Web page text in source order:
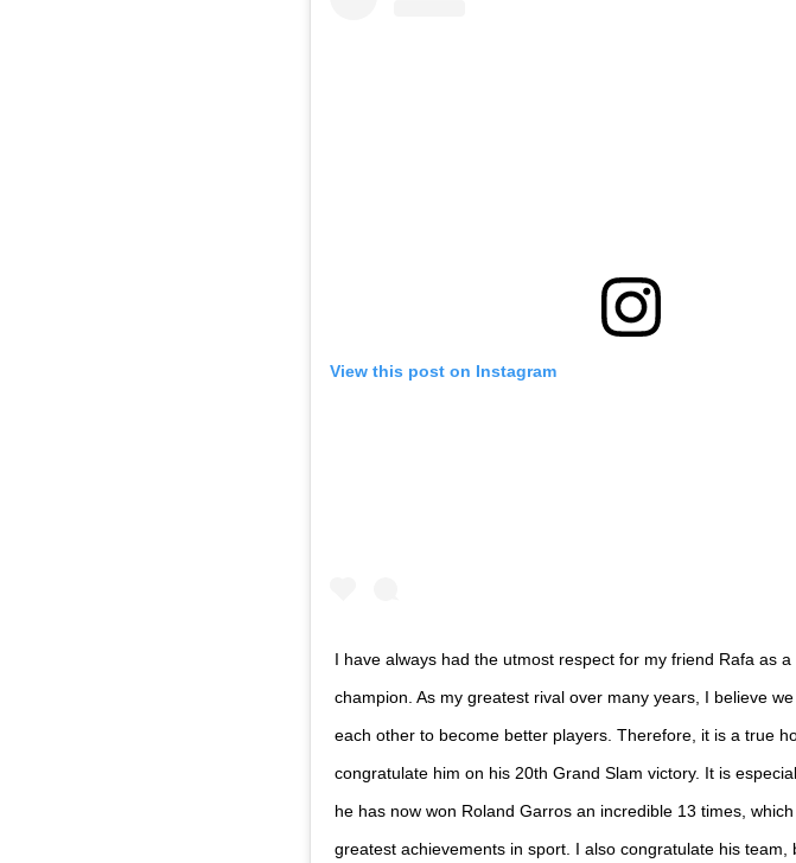
View this post on Instagram
I have always had the utmost respect for my friend Rafa as
champion. As my greatest rival over many years, I believe
each other to become better players. Therefore, it is a true
congratulate him on his 20th Grand Slam victory. It is
he has now won Roland Garros an incredible 13 times,
greatest achievements in sport. I also congratulate his team,